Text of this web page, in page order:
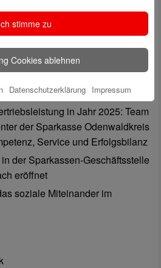
Air-Sommer 2026 startet
Sparkasse zum Wiesenmarkt
in Jahr 2025: Team
der Sparkasse Odenwaldkreis
Service und Erfolgsbilanz
der Sparkassen-Geschäftsstelle
eröffnet
soziale Miteinander im
stimme zu
Cookies ablehnen
Datenschutzerklärung Impressum